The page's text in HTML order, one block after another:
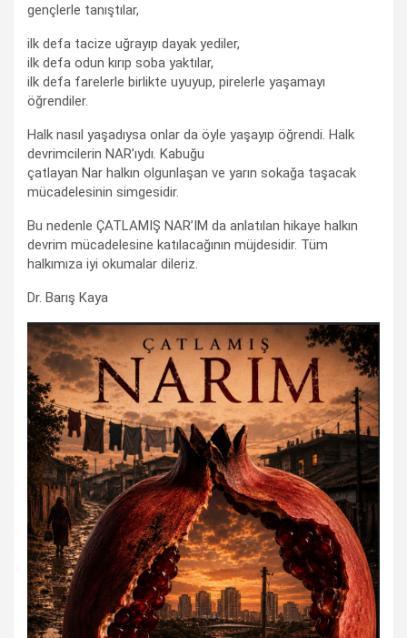
gençlerle tanıştılar,
ilk defa tacize uğrayıp dayak yediler,
ilk defa odun kırıp soba yaktılar,
ilk defa farelerle birlikte uyuyup, pirelerle yaşamayı
öğrendiler.
Halk nasıl yaşadıysa onlar da öyle yaşayıp öğrendi. Halk
devrimcilerin NAR’ıydı. Kabuğu
çatlayan Nar halkın olgunlaşan ve yarın sokağa taşacak
mücadelesinin simgesidir.
Bu nedenle ÇATLAMIŞ NAR’IM da anlatılan hikaye halkın
devrim mücadelesine katılacağının müjdesidir. Tüm
halkımıza iyi okumalar dileriz.
Dr. Barış Kaya